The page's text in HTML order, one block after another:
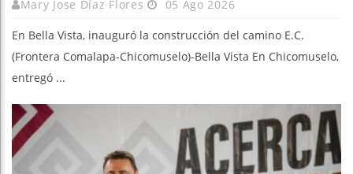
Mary Jose Díaz Flores 05 Ago 2026
En Bella Vista, inauguró la construcción del camino E.C.
(Frontera Comalapa-Chicomuselo)-Bella Vista En Chicomuselo,
entregó ...